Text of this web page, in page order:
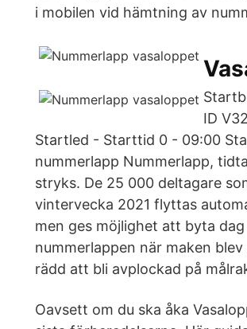
i mobilen vid hämtning av
ID
Startled - Starttid 0 - 09:00
nummerlapp Nummerlapp,
stryks. De 25 000 deltagare
vintervecka 2021 flyttas
men ges möjlighet att byta
nummerlappen när maken
rädd att bli avplockad på
Oavsett om du ska åka